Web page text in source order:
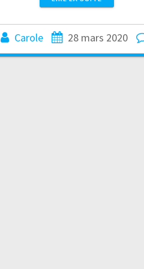
Carole 28 mars 2020